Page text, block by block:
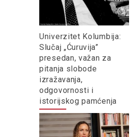
Univerzitet Kolumbija:
Slučaj „Ćuruvija”
presedan, važan za
pitanja slobode
izražavanja,
odgovornosti i
istorijskog pamćenja